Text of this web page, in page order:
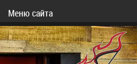
Меню сайта